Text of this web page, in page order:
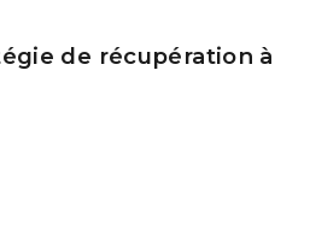
de récupération à